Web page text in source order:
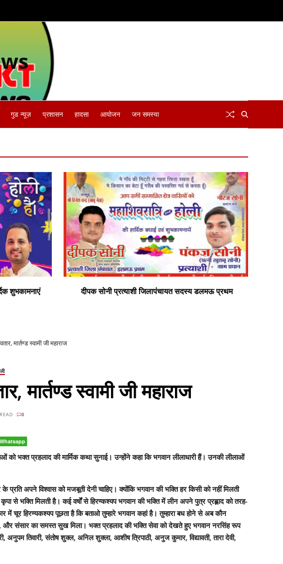
गुड न्यूज़ प्रशासन हादसा आयोजन जन समस्या
शुभकामनाएं दीपक सोनी प्रत्याशी जिलापंचायत सदस्य डलमऊ प्रथम
मार्तण्ड स्वामी जी महाराज
मार्तण्ड स्वामी जी महाराज
0
Whatsapp
को भक्त प्रहलाद की मार्मिक कथा सुनाई। उन्होंने कहा कि भगवान लीलाधारी हैं। उनकी लीलाओं
अपने विश्वास को मजबूती देनी चाहिए। क्योंकि भगवान की भक्ति हर किसी को नहीं मिलती
भक्ति मिलती है। कई वर्षों से हिरण्कश्यप भगवान की भक्ति में लीन अपने पुत्र प्रह्लाद को तरह-
हिरण्यकश्यप पूछता है कि बताओ तुम्हारे भगवान कहां है। तुम्हारा बध होने से अब कौन
और संसार का समस्त सुख मिला। भक्त प्रहलाद की भक्ति सेवा को देखते हुए भगवान नरसिंह रूप
तिवारी, संतोष शुक्ल, अनिल शुक्ला, आशीष त्रिपाठी, अनुज कुमार, विद्यावती, तारा देवी,